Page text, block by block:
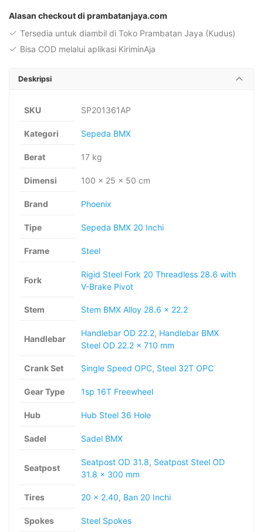
Alasan checkout di prambatanjaya.com
Tersedia untuk diambil di Toko Prambatan Jaya (Kudus)
Bisa COD melalui aplikasi KiriminAja
Deskripsi
SKU SP201361AP
Kategori Sepeda BMX
Berat 17 kg
Dimensi 100 × 25 × 50 cm
Brand Phoenix
Tipe Sepeda BMX 20 Inchi
Frame Steel
Fork
Rigid Steel Fork 20 Threadless 28.6 with
V-Brake Pivot
Stem Stem BMX Alloy 28.6 x 22.2
Handlebar
Handlebar OD 22.2, Handlebar BMX
Steel OD 22.2 x 710 mm
Crank Set Single Speed OPC, Steel 32T OPC
Gear Type 1sp 16T Freewheel
Hub Hub Steel 36 Hole
Sadel Sadel BMX
Seatpost
Seatpost OD 31.8, Seatpost Steel OD
31.8 x 300 mm
Tires 20 x 2.40, Ban 20 Inchi
Spokes Steel Spokes